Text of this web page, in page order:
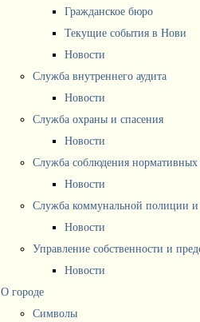
Гражданское бюро
Текущие события в Нови
Новости
Служба внутреннего аудита
Новости
Служба охраны и спасения
Новости
Служба соблюдения
Новости
Служба коммунальной полиции и
Новости
Управление собственности и
Новости
О городе
Символы